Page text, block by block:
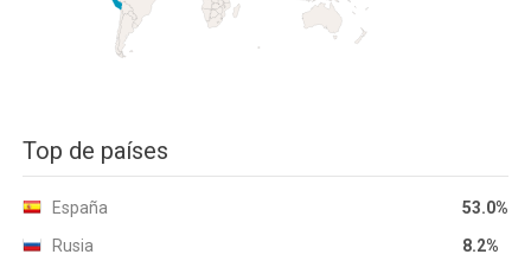
Top de países
España
53.0%
Rusia
8.2%